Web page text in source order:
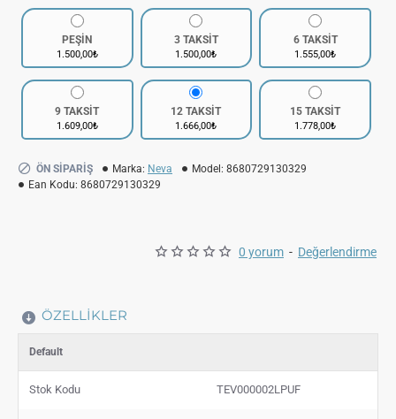
0 yorum - Değerlendirme
PEŞİN
1.500,00₺
3 TAKSİT
1.500,00₺
6 TAKSİT
1.555,00₺
9 TAKSİT
1.609,00₺
12 TAKSİT
1.666,00₺
15 TAKSİT
1.778,00₺
ÖN SIPARIŞ Marka: Neva Model: 8680729130329
Ean Kodu: 8680729130329
ÖZELLIKLER
Default
Stok Kodu TEV000002LPUF